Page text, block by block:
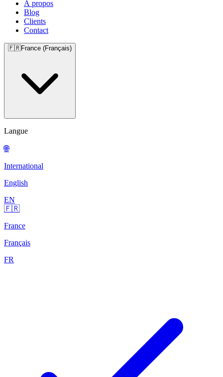
À propos
Blog
Clients
Contact
🇫🇷France (Français)
Langue
🌐
International
English
EN
🇫🇷
France
Français
FR